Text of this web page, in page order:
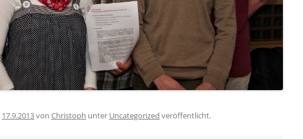
17.9.2013von Christoph unter Uncategorized veröffentlicht.